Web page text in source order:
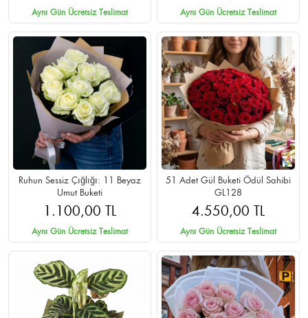
Aynı Gün Ücretsiz Teslimat Aynı Gün Ücretsiz Teslimat
Ruhun Sessiz Çığlığı: 11 Beyaz
Umut Buketi
1.100,00 TL
Aynı Gün Ücretsiz Teslimat
51 Adet Gül Buketi Ödül Sahibi
GL128
4.550,00 TL
Aynı Gün Ücretsiz Teslimat